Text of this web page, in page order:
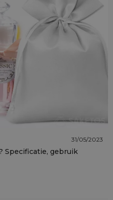
31/05/2023
Specificatie, gebruik